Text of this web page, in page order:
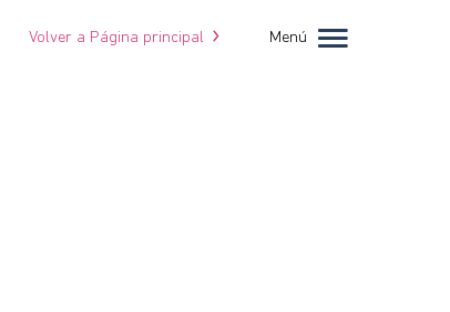
Volver a Página principal Menú